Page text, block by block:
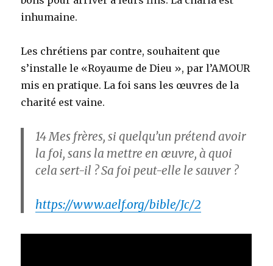
inhumaine.
Les chrétiens par contre, souhaitent que
s’installe le «Royaume de Dieu », par l’AMOUR
mis en pratique. La foi sans les œuvres de la
charité est vaine.
14Mes frères, si quelqu’un prétend avoir
la foi, sans la mettre en œuvre, à quoi
cela sert-il ? Sa foi peut-elle le sauver ?
https://www.aelf.org/bible/Jc/2